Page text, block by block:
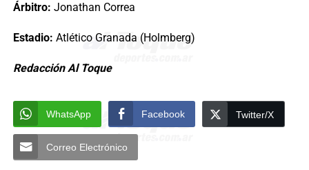
Árbitro: Jonathan Correa
Estadio: Atlético Granada (Holmberg)
Redacción Al Toque
WhatsApp Facebook Twitter/X
Correo Electrónico